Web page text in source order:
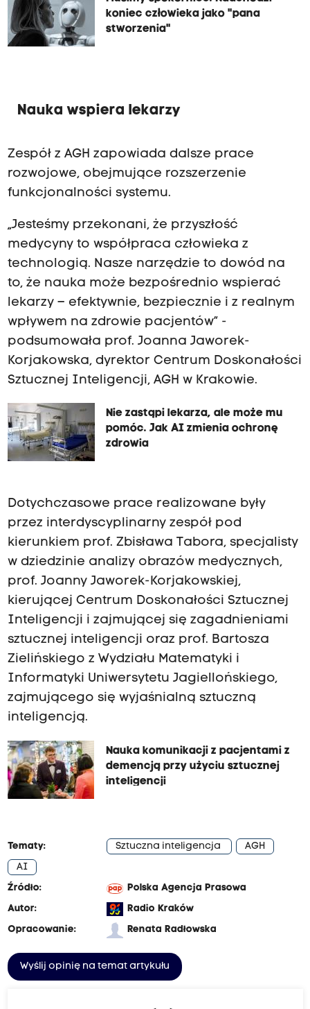
koniec człowieka jako "pana
stworzenia"
Nauka wspiera lekarzy
Zespół z AGH zapowiada dalsze prace
rozwojowe, obejmujące rozszerzenie
funkcjonalności systemu.
„Jesteśmy przekonani, że przyszłość
medycyny to współpraca człowieka z
technologią. Nasze narzędzie to dowód na
to, że nauka może bezpośrednio wspierać
lekarzy – efektywnie, bezpiecznie i z realnym
wpływem na zdrowie pacjentów” -
podsumowała prof. Joanna Jaworek-
Korjakowska, dyrektor Centrum Doskonałości
Sztucznej Inteligencji, AGH w Krakowie.
Nie zastąpi lekarza, ale może mu
pomóc. Jak AI zmienia ochronę
zdrowia
Dotychczasowe prace realizowane były
przez interdyscyplinarny zespół pod
kierunkiem prof. Zbisława Tabora, specjalisty
w dziedzinie analizy obrazów medycznych,
prof. Joanny Jaworek-Korjakowskiej,
kierującej Centrum Doskonałości Sztucznej
Inteligencji i zajmującej się zagadnieniami
sztucznej inteligencji oraz prof. Bartosza
Zielińskiego z Wydziału Matematyki i
Informatyki Uniwersytetu Jagiellońskiego,
zajmującego się wyjaśnialną sztuczną
inteligencją.
Nauka komunikacji z pacjentami z
demencją przy użyciu sztucznej
inteligencji
Tematy: Sztuczna inteligencja
AGH
AI
Źródło:
Polska Agencja Prasowa
Autor:
Radio Kraków
Opracowanie:
Renata Radłowska
Wyślij opinię na temat artykułu